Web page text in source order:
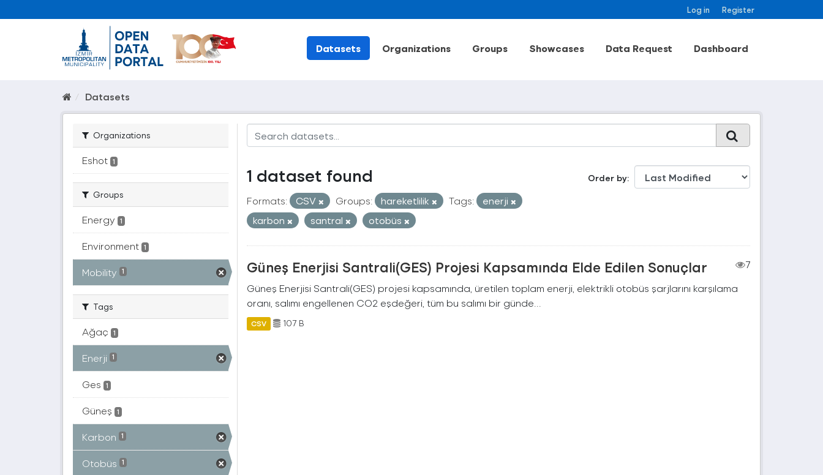
Log in Register
Datasets Organizations Groups Showcases Data Request Dashboard
Datasets
Organizations
Eshot 1
Groups
Energy 1
Environment 1
Mobility 1
Tags
Ağaç 1
Enerji 1
Ges 1
Güneş 1
Karbon 1
Otobüs 1
Order by
1 dataset found
Formats: CSV Groups: hareketlilik Tags:
enerji
karbon
santral otobüs
Güneş Enerjisi Santrali(GES) Projesi Kapsamında Elde Edilen Sonuçlar
7
Güneş Enerjisi Santrali(GES) projesi kapsamında, üretilen toplam enerji, elektrikli otobüs şarjlarını karşılama
oranı, salımı engellenen CO2 eşdeğeri, tüm bu salımı bir günde...
CSV 107 B